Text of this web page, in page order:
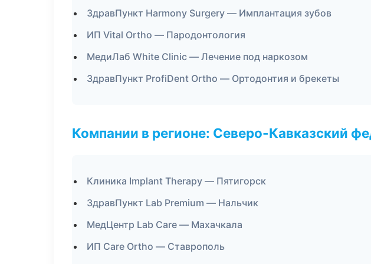
ЗдравПункт Harmony Surgery — Имплантация зубов
ИП Vital Ortho — Пародонтология
МедиЛаб White Clinic — Лечение под наркозом
ЗдравПункт ProfiDent Ortho — Ортодонтия и брекеты
Компании в регионе: Северо-Кавказский
Клиника Implant Therapy — Пятигорск
ЗдравПункт Lab Premium — Нальчик
МедЦентр Lab Care — Махачкала
ИП Care Ortho — Ставрополь